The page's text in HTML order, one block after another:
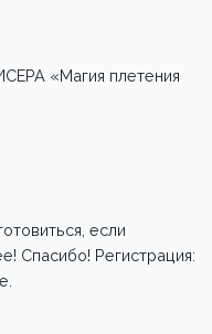
«Магия плетения
если
Спасибо! Регистрация: